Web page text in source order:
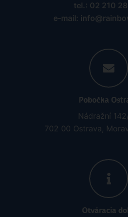
tel.: 02 210
e-mail:
Pobočka
Nádražní
702 00 Ostrava,
Otváracia